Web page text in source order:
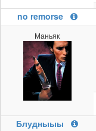
no remorse
Маньяк
Блудныыы